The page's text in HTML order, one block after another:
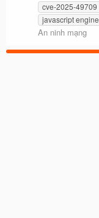
cve-2025-49709
javascript engine
An ninh mạng